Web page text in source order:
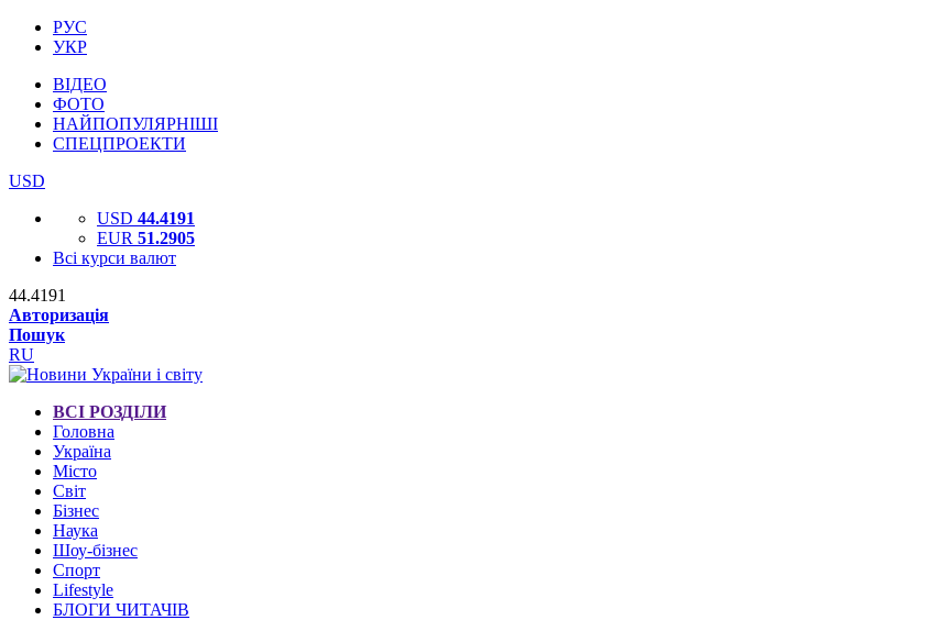
РУС
УКР
ВІДЕО
ФОТО
НАЙПОПУЛЯРНІШІ
СПЕЦПРОЕКТИ
USD
USD 44.4191
EUR 51.2905
Всі курси валют
44.4191
Авторизація
Пошук
RU
ВСІ РОЗДІЛИ
Головна
Україна
Місто
Світ
Бізнес
Наука
Шоу-бізнес
Спорт
Lifestyle
БЛОГИ ЧИТАЧІВ